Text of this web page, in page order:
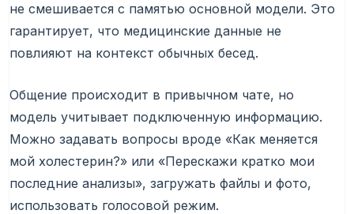
не смешивается с памятью основной модели. Это
гарантирует, что медицинские данные не
повлияют на контекст обычных бесед.
Общение происходит в привычном чате, но
модель учитывает подключенную информацию.
Можно задавать вопросы вроде «Как меняется
мой холестерин?» или «Перескажи кратко мои
последние анализы», загружать файлы и фото,
использовать голосовой режим.